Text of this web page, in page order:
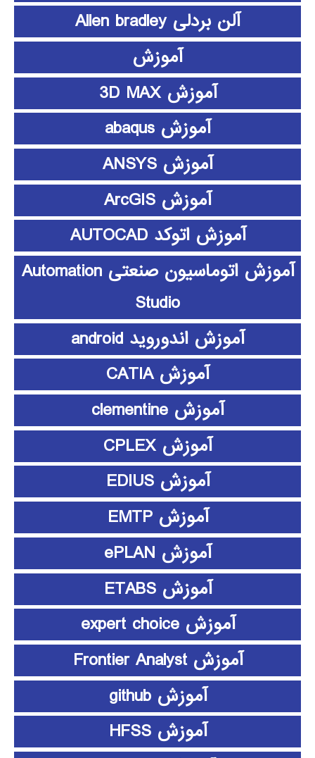
آلن بردلی Allen bradley
آموزش
آموزش 3D MAX
آموزش abaqus
آموزش ANSYS
آموزش ArcGIS
آموزش اتوکد AUTOCAD
آموزش اتوماسیون صنعتی Automation
Studio
آموزش اندوروید android
آموزش CATIA
آموزش clementine
آموزش CPLEX
آموزش EDIUS
آموزش EMTP
آموزش ePLAN
آموزش ETABS
آموزش expert choice
آموزش Frontier Analyst
آموزش github
آموزش HFSS